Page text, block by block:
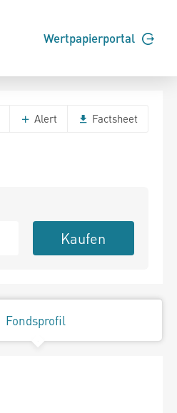
Wertpapierportal
Alert Factsheet
Kaufen
Fondsprofil